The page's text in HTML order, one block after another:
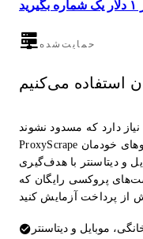
حمایت‌شده
استفاده می‌کنیم
دارد که مسدود نشوند.
ProxyScrape همان ارائه‌دهنده پروکسی است که جست‌وجوهای خودمان
و دیتاسنتر با هدف‌گیری
پروکسی رایگان که
موبایل و دیتاسنتر